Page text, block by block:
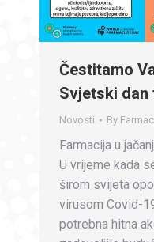
Čestitamo
Svjetski dan
Novosti By
Farmacija u
U vrijeme kada
širom svijeta
virusom Covid-
potrebna hitna